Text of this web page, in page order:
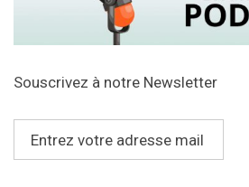
Souscrivez à notre Newsletter